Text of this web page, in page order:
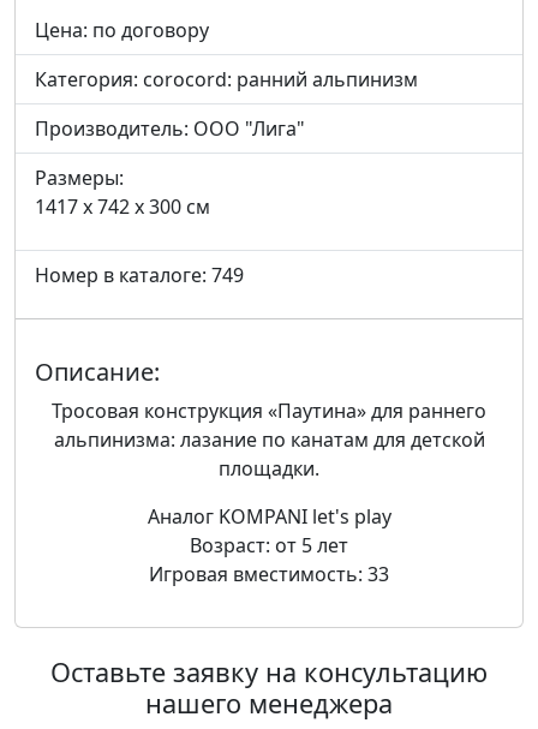
Цена: по договору
Категория: corocord: ранний альпинизм
Производитель: ООО "Лига"
Размеры:
1417 x 742 x 300 см
Номер в каталоге: 749
Описание:
Тросовая конструкция «Паутина» для раннего
альпинизма: лазание по канатам для детской
площадки.
Аналог KOMPANI let's play
Возраст: от 5 лет
Игровая вместимость: 33
Оставьте заявку на консультацию
нашего менеджера